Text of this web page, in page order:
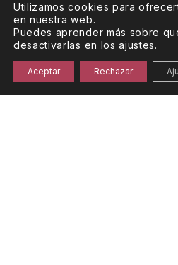
Utilizamos cookies para
en nuestra web.
Puedes aprender más sobre
desactivarlas en losajustes.
Aceptar Rechazar